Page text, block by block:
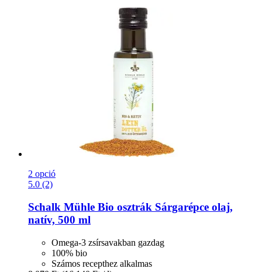
2 opció
5.0 (2)
Schalk Mühle Bio osztrák Sárgarépce olaj,
natív, 500 ml
Omega-3 zsírsavakban gazdag
100% bio
Számos recepthez alkalmas